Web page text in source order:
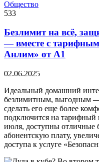
Общество
533
Безлимит на всё,
— вместе с
Анлим» от А1
02.06.2025
Идеальный домашний
безлимитным, выгодным —
сделать его еще более
подключится на
июля, доступны отличные
абонентскую плату,
доступа к услуге